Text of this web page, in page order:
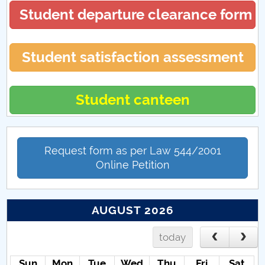
19. La ce să ne aşteptăm?
CEDO
excepționale
cum gestionăm asta?
Transporturile în contextul stării de urgență
„Ciuma Antonină” – o pandemie devastatoare la
apogeul Imperiului Roman
Student departure clearance form
Student satisfaction assessment
Student canteen
Request form as per Law 544/2001
Online Petition
AUGUST 2026
today